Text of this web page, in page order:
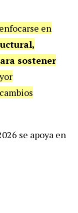
en
sostener
se apoya en